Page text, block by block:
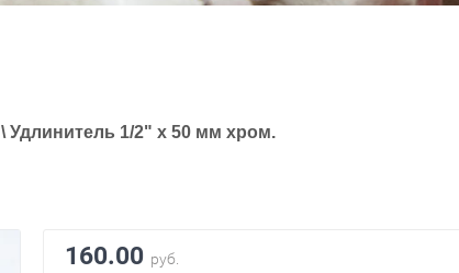
\ Удлинитель 1/2" х 50 мм хром.
160.00 руб.